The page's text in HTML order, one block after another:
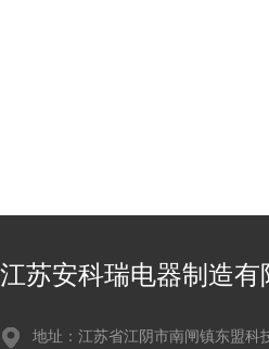
江苏安科瑞电器制造有
地址：江苏省江阴市南闸镇东盟科